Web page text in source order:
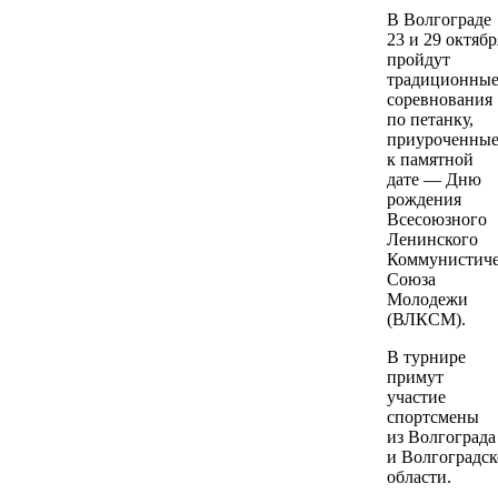
В Волгограде
23 и 29
пройдут
традиционные
соревнования
по петанку,
приуроченные
к памятной
дате — Дню
рождения
Всесоюзного
Ленинского
Союза
Молодежи
(ВЛКСМ).
В турнире
примут
участие
спортсмены
из Волгограда
и
области.